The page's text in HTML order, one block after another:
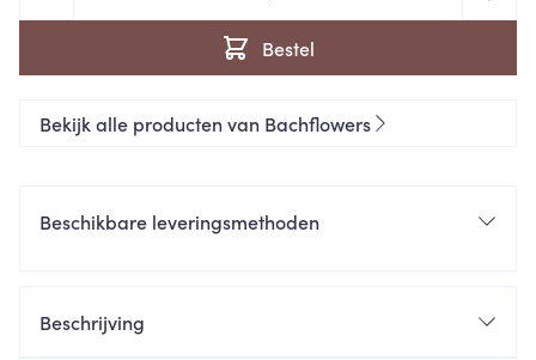
Bestel
Bekijk alle producten van Bachflowers
Beschikbare leveringsmethoden
Beschrijving